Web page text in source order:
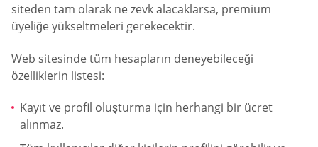
siteden tam olarak ne zevk alacaklarsa, premium
üyeliğe yükseltmeleri gerekecektir.
Web sitesinde tüm hesapların deneyebileceği
özelliklerin listesi:
Kayıt ve profil oluşturma için herhangi bir ücret
alınmaz.